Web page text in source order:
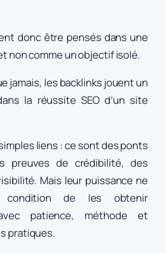
donc être pensés dans une
non comme un objectif isolé.
jamais, les backlinks jouent un
la réussite SEO d’un site
liens : ce sont des ponts
preuves de crédibilité, des
Mais leur puissance ne
condition de les obtenir
patience, méthode et
pratiques.